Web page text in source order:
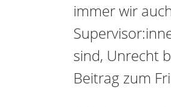
immer wir
sind, Unrecht
Beitrag zum